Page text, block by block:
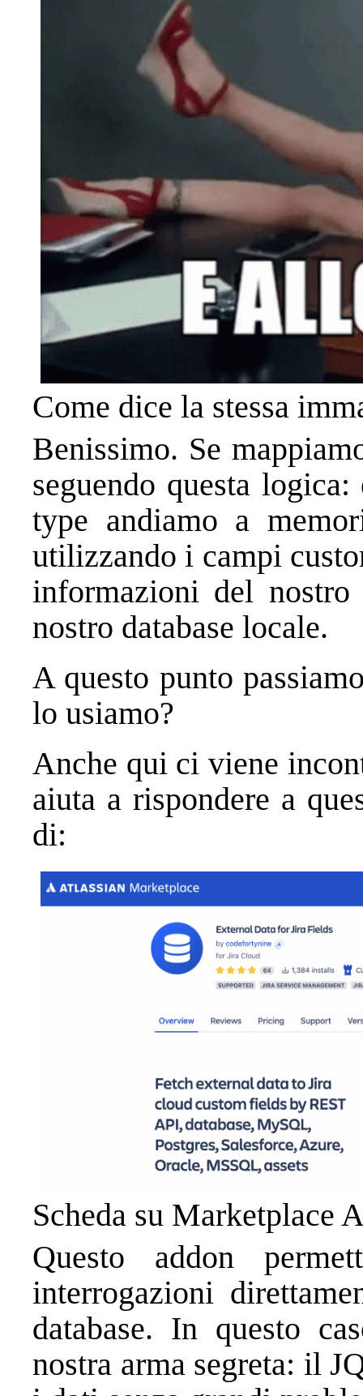
Come dice la stessa
Benissimo. Se
seguendo questa
type andiamo a
utilizzando i campi
informazioni del
nostro database locale.
A questo punto
lo usiamo?
Anche qui ci viene
aiuta a rispondere a
di:
Scheda su Marketplace
Questo addon
interrogazioni
database. In questo
nostra arma segreta: il